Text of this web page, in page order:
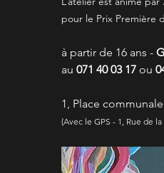
pour le Prix Première
à partir de 16 ans -
au 071 40 03 17 ou
1, Place
(Avec le GPS - 1, Rue de